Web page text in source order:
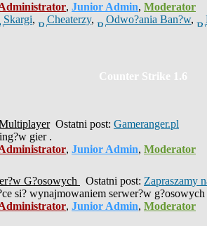
, Junior Admin, Moderator
Skargi, Cheaterzy, Odwo?ania Ban?w,
Counter Strike 1.6
Ostatni post: Gameranger.pl
gier .
, Junior Admin, Moderator
G?osowych Ostatni post: Zapraszamy
si? wynajmowaniem serwer?w g?osowych
, Junior Admin, Moderator